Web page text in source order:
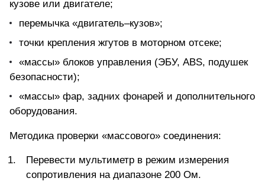
кузове или двигателе;
перемычка «двигатель–кузов»;
точки крепления жгутов в моторном отсеке;
«массы» блоков управления (ЭБУ, ABS, подушек
безопасности);
«массы» фар, задних фонарей и дополнительного
оборудования.
Методика проверки «массового» соединения:
Перевести мультиметр в режим измерения
сопротивления на диапазоне 200 Ом.